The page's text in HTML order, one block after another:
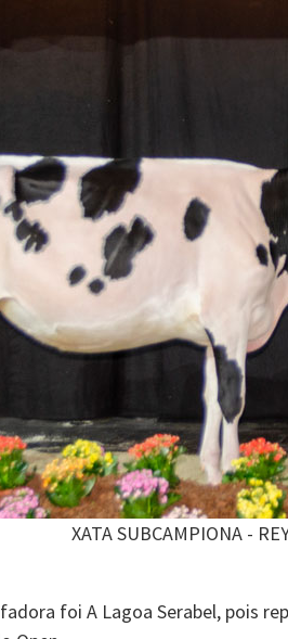
XATA SUBCAMPIONA -
foi A Lagoa Serabel, pois